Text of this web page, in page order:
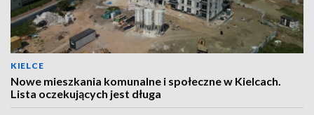
KIELCE
Nowe mieszkania komunalne i społeczne w Kielcach.
Lista oczekujących jest długa